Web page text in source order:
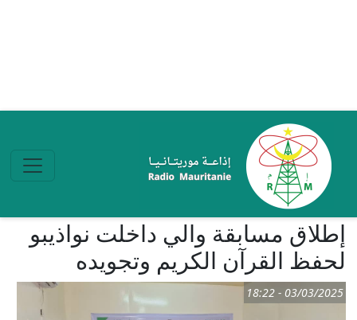
إطلاق مسابقة والي داخلت نواذيبو
لحفظ القرآن الكريم وتجويده
03/03/2025 - 18:22